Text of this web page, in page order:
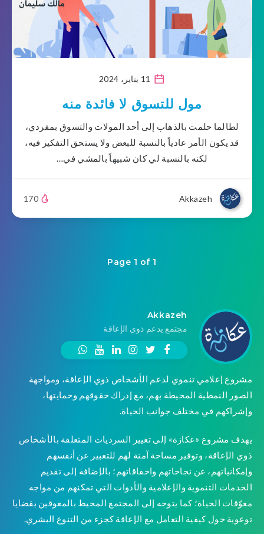
مول للتسوق لا فائدة منه
لطالما حلمت بالذهاب إلى أحد المولات والتسوق بمفردي،
قد يكون الأمر عادياً بالنسبة للبعض ولا يستحق التفكير فيه،
لكنه بالنسبة لي كان شبيهاً بالمشي في…
Akkazeh
170
Page 1 of 1
Akkazeh
مجتمع يدعم ذوي الإعاقة
مشروع إعلامي تنموي لدعم الأشخاص ذوي الإعاقة، ومواجهة
الصور النمطية المحيطة بهم، مع إدراك حقوقهم وحمايتها،
وإشراكهم في مختلف جوانب الحياة.
يهدف مشروع «عكازة» إلى تغيير السرديات المتعلقة بالأشخاص
ذوي الإعاقة، وتوفير مساحة آمنة لهم للتعبير عن أنفسهم
وإمكانياتهم، عن نجاحاتهم واخفاقاتهم؛ بالإضافة إلى تقديم
الخدمات التنموية والإعلامية والأدوات التي تمكنهم من مواجه
معوّقات الحياة؛ كما يتوجه إلى المجتمع المحيط بالمعوقين بقضايا
توعوية حول كيفية التعامل مع الإعاقة كجزء من التنوع البشري.